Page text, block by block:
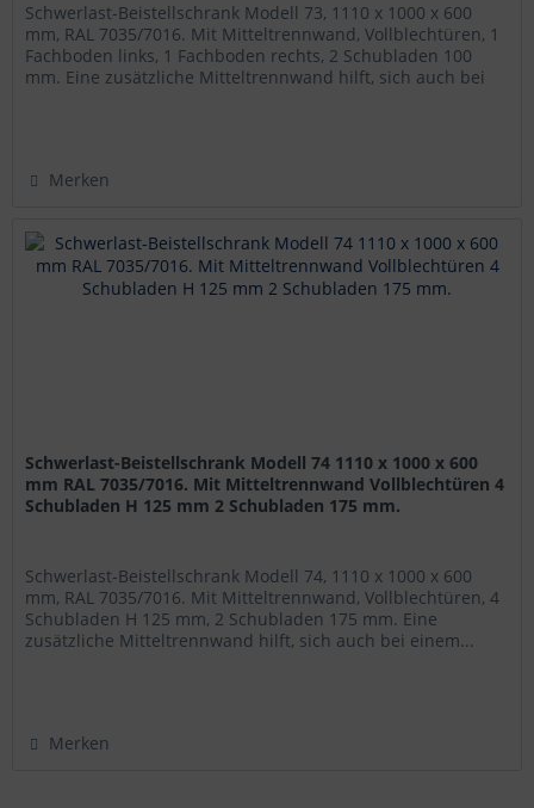
Schwerlast-Beistellschrank Modell 73, 1110 x 1000 x 600
mm, RAL 7035/7016. Mit Mitteltrennwand, Vollblechtüren, 1
Fachboden links, 1 Fachboden rechts, 2 Schubladen 100
mm. Eine zusätzliche Mitteltrennwand hilft, sich auch bei
Merken
Schwerlast-Beistellschrank Modell 74 1110 x 1000 x 600
mm RAL 7035/7016. Mit Mitteltrennwand Vollblechtüren 4
Schubladen H 125 mm 2 Schubladen 175 mm.
Schwerlast-Beistellschrank Modell 74, 1110 x 1000 x 600
mm, RAL 7035/7016. Mit Mitteltrennwand, Vollblechtüren, 4
Schubladen H 125 mm, 2 Schubladen 175 mm. Eine
zusätzliche Mitteltrennwand hilft, sich auch bei einem...
Merken